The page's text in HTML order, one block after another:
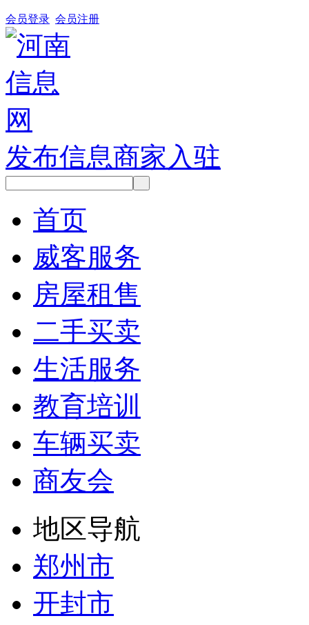
会员登录 会员注册
发布信息商家入驻
首页
威客服务
房屋租售
二手买卖
生活服务
教育培训
车辆买卖
商友会
地区导航
郑州市
开封市